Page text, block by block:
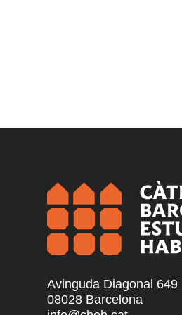
Avinguda Diagonal 649
08028 Barcelona